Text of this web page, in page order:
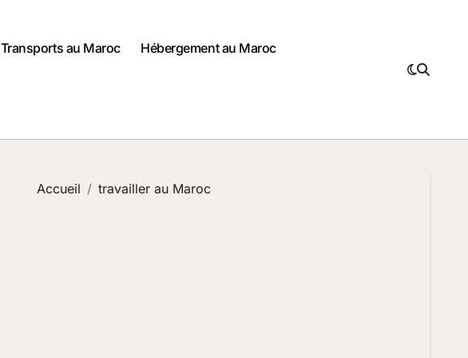
Transports au Maroc Hébergement au Maroc
Accueil travailler au Maroc